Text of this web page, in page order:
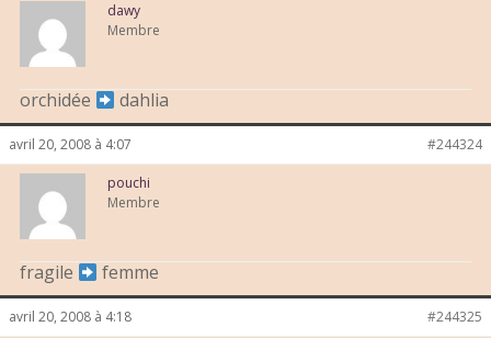
dawy
Membre
orchidée dahlia
avril 20, 2008 à 4:07 #244324
pouchi
Membre
fragile femme
avril 20, 2008 à 4:18 #244325